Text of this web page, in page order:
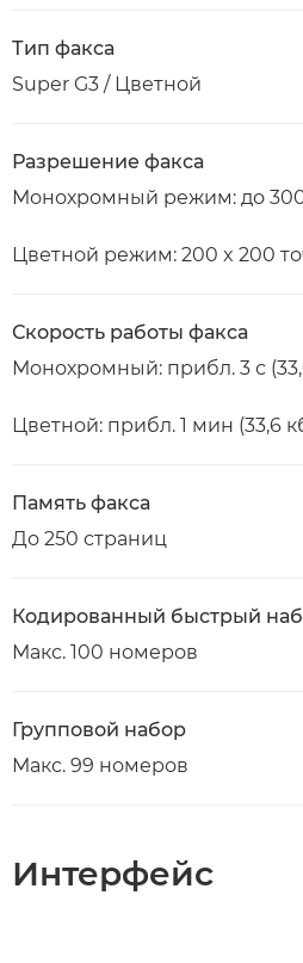
Тип факса
Super G3 / Цветной
Разрешение факса
Монохромный режим: до
Цветной режим: 200 x 200
Скорость работы факса
Монохромный: прибл. 3 с
Цветной: прибл. 1 мин (33,6
Память факса
До 250 страниц
Кодированный быстрый
Макс. 100 номеров
Групповой набор
Макс. 99 номеров
Интерфейс